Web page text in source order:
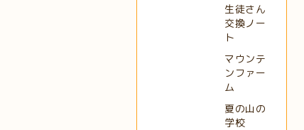
生徒さん
交換ノー
ト
マウンテ
ンファー
ム
夏の山の
学校